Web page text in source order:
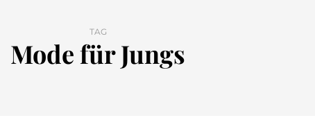
TAG
Mode für Jungs